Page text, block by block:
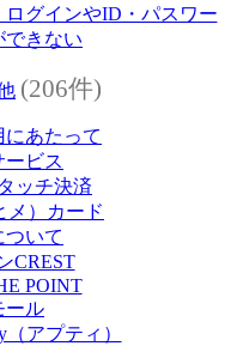
グインやID・パスワー
できない
(206件)
にあたって
ービス
ッチ決済
メ）カード
ついて
CREST
POINT
ール
アプティ）